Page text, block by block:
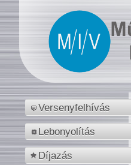
Versenyfelhívás
Lebonyolítás
Díjazás